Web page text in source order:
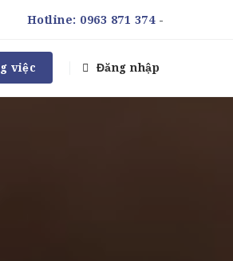
Hotline: 0963 871 374-
việc Đăng nhập